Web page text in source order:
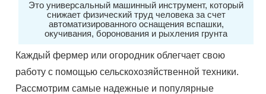
Это универсальный машинный инструмент, который
снижает физический труд человека за счет
автоматизированного оснащения вспашки,
окучивания, боронования и рыхления грунта
Каждый фермер или огородник облегчает свою
работу с помощью сельскохозяйственной техники.
Рассмотрим самые надежные и популярные